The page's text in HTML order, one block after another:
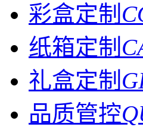
彩盒定制
纸箱定制
礼盒定制
品质管控